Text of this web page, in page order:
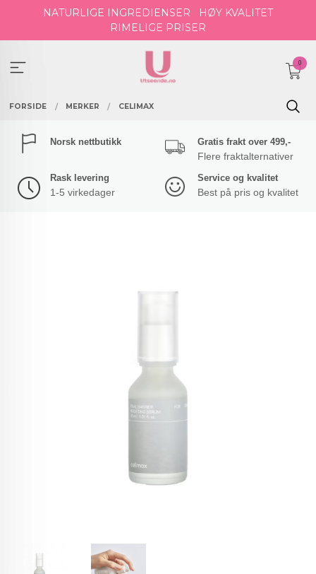
NATURLIGE INGREDIENSER
HØY KVALITET
RIMELIGE PRISER
0
FORSIDE MERKER CELIMAX
Norsk nettbutikk Gratis frakt over 499,-
Flere fraktalternativer
Rask levering
1-5 virkedager
Service og kvalitet
Best på pris og kvalitet